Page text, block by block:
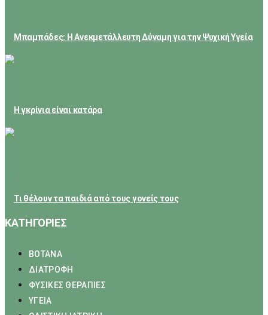
Μπαμπάδες: Η Ανεκμετάλλευτη Δύναμη για την Ψυχική Υγεία
Η γκρίνια είναι κατάρα
Τι θέλουν τα παιδιά από τους γονείς τους
ΚΑΤΗΓΟΡΙΕΣ
ΒΟΤΑΝΑ
ΔΙΑΤΡΟΦΗ
ΦΥΣΙΚΕΣ ΘΕΡΑΠΙΕΣ
ΥΓΕΙΑ